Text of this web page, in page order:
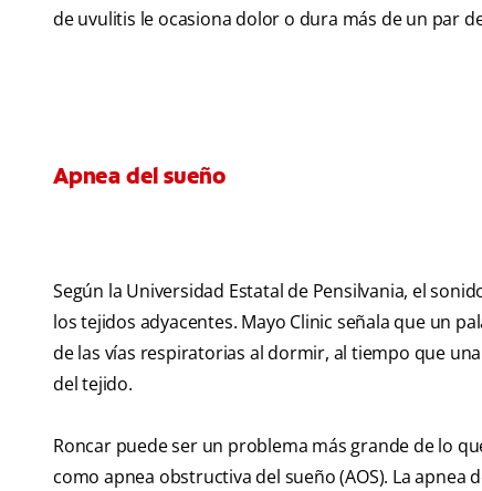
de uvulitis le ocasiona dolor o dura más de un par
Apnea del sueño
Según la Universidad Estatal de Pensilvania, el
los tejidos adyacentes. Mayo Clinic señala que un
de las vías respiratorias al dormir, al tiempo que
del tejido.
Roncar puede ser un problema más grande de lo
como apnea obstructiva del sueño (AOS). La